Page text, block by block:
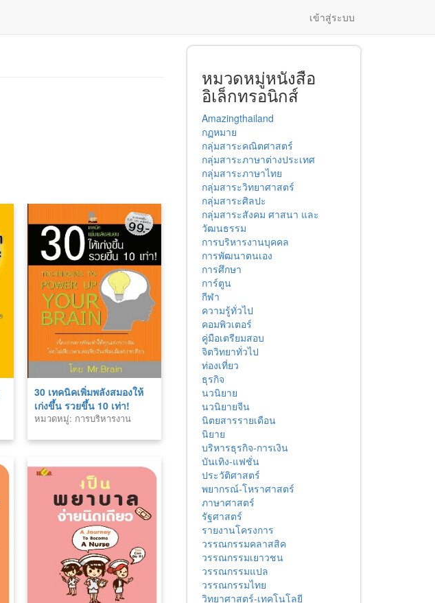
เข้าสู่ระบบ
30 เทคนิคเพิ่มพลังสมองให้
เก่งขึ้น รวยขึ้น 10 เท่า!
หมวดหมู่: การบริหารงาน
หมวดหมู่หนังสือ
อิเล็กทรอนิกส์
Amazingthailand
กฏหมาย
กลุ่มสาระคณิตศาสตร์
กลุ่มสาระภาษาต่างประเทศ
กลุ่มสาระภาษาไทย
กลุ่มสาระวิทยาศาสตร์
กลุ่มสาระศิลปะ
กลุ่มสาระสังคม ศาสนา และ
วัฒนธรรม
การบริหารงานบุคคล
การพัฒนาตนเอง
การศึกษา
การ์ตูน
กีฬา
ความรู้ทั่วไป
คอมพิวเตอร์
คู่มือเตรียมสอบ
จิตวิทยาทั่วไป
ท่องเที่ยว
ธุรกิจ
นวนิยาย
นวนิยายจีน
นิตยสารรายเดือน
นิยาย
บริหารธุรกิจ-การเงิน
บันเทิง-แฟชั่น
ประวัติศาสตร์
พยากรณ์-โหราศาสตร์
ภาษาศาสตร์
รัฐศาสตร์
รายงานโครงการ
วรรณกรรมคลาสสิค
วรรณกรรมเยาวชน
วรรณกรรมแปล
วรรณกรรมไทย
วิทยาศาสตร์-เทคโนโลยี